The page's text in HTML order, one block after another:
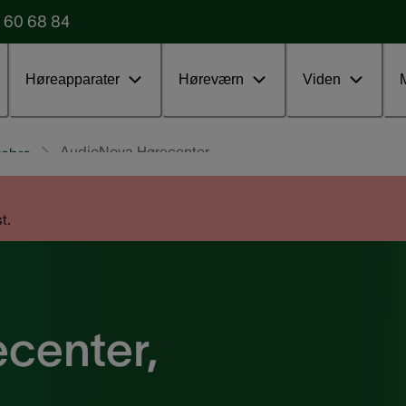
60 68 84
Høreapparater Høreværn Viden
Udfyld vores formular Test
AudioNova Hørecenter